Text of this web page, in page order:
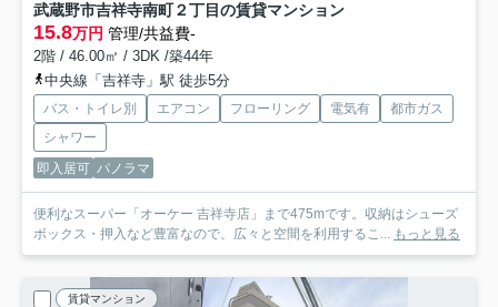
武蔵野市吉祥寺南町２丁目の賃貸マンション
15.8万円 管理/共益費-
2階 / 46.00㎡ / 3DK /築44年
中央線「吉祥寺」駅 徒歩5分
バス・トイレ別 エアコン フローリング 電気有
都市ガス
シャワー
即入居可 パノラマ
便利なスーパー「オーケー 吉祥寺店」まで475mです。収納はシューズ
ボックス・押入など豊富なので、広々と空間を利用するこ... もっと見る
賃貸マンション